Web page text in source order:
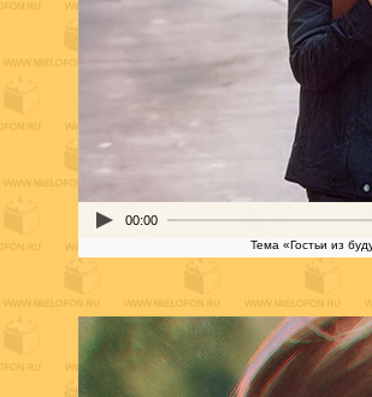
00:00
Тема «Гостьи из